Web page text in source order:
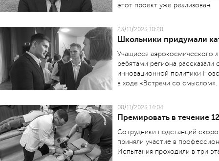
этот проект уже реализован.
23/11/2023 10:28
Школьники придумали
Учащиеся аэрокосмического
ребятами региона рассказали
инновационной политики
в ходе «Встречи со смыслом».
08/11/2023 14:04
Премировать в течение
Сотрудники подстанций
приняли участие в
Испытания проходили в три